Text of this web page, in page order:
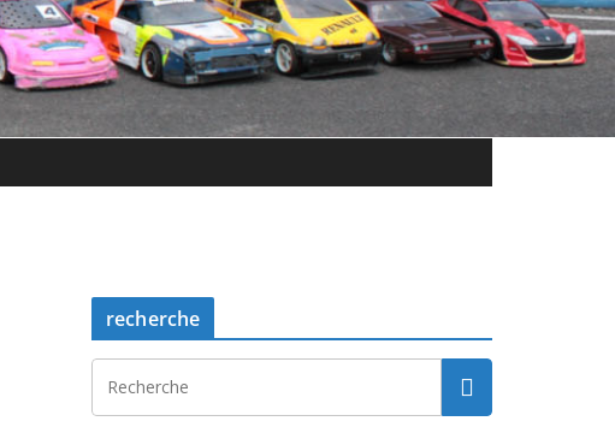
recherche